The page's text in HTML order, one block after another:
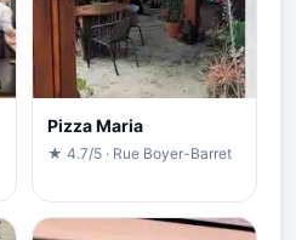
Pizza Maria
★ 4.7/5 · Rue Boyer-Barret